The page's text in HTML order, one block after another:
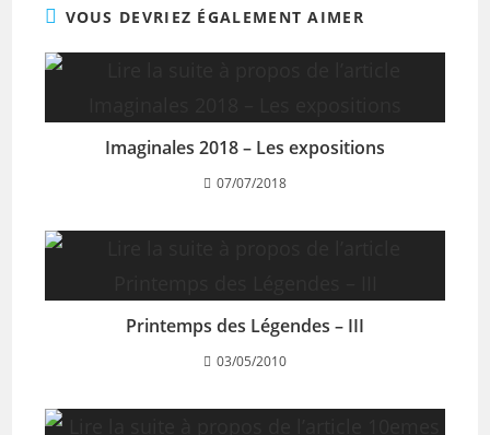
VOUS DEVRIEZ ÉGALEMENT AIMER
Imaginales 2018 – Les expositions
07/07/2018
Printemps des Légendes – III
03/05/2010